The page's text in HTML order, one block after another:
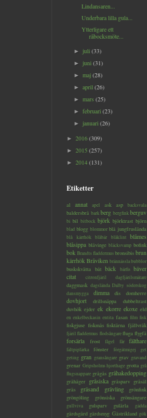
Lindansaren...
Underbara lilla gula...
Ytterligare ett
råbocksmöte...
► juli(33)
► juni(31)
►maj(28)
►april(26)
►mars(25)
►februari(23)
► januari(26)
► 2016(309)
► 2015 (257)
► 2014(131)
Etiketter
al annat apel ask asp backsvala
baldersbrå barkberg bergfinkberguv
bi bil bitbock björk björktrast björn
blad blogg blommor blå jungfruslända
blå kärrhök blåbär blåklint
blåmes
blåsippa blåvinge bläcksvamp bofink
bok Brandts fladdermus bronsibis brun
kärrhökBråviken brännässlabubblor
buskskvätta båt bäck bärfis bäver
citat
citronfjäril dagfjärilsmätare
daggmask dagslända Dalby söderskog
dansmygga
dimma dis domherre
dovhjort drillsnäppa
dubbeltrast
duvhök ejder ek ekorre ekoxe eld
en enkelbeckasin entita fasan film fisk
fiskgjuse fiskmås fisktärna fjällvråk
fjäril fladdermus flodsångarefluga flygfä
forsärla frost fågel får fälthare
fältpiplärka fönster förgätmigej
get
geting gran gransångare grav gravand
grenar Gripsholms hjorthage grotta grå
flugsnappare grågås gråhakedopping
gråhäger gråsiska gråsparv gråsäl
gräs
gräsand grävling
grönfink
gröngöling
grönsiska grönsångare
gullviva gulsparv gulärla gädda
gärdsgård gärdsmyg Gästrikland gök